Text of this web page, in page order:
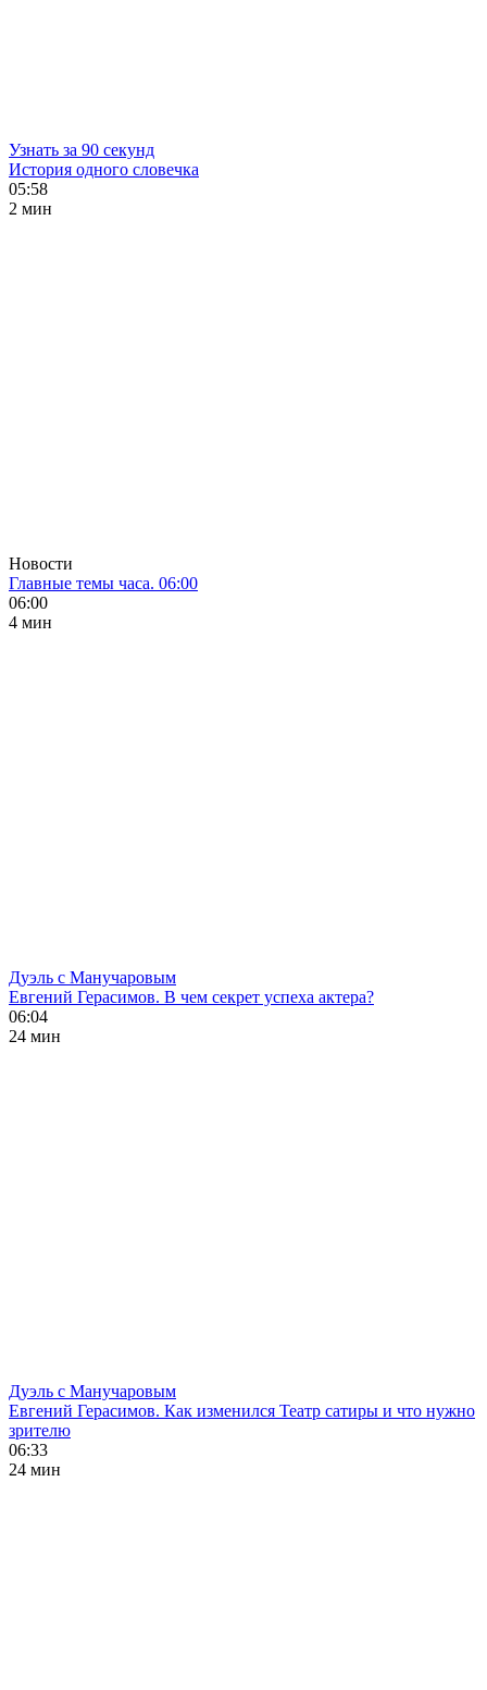
Узнать за 90 секунд
История одного словечка
05:58
2 мин
Новости
Главные темы часа. 06:00
06:00
4 мин
Дуэль с Манучаровым
Евгений Герасимов. В чем секрет успеха актера?
06:04
24 мин
Дуэль с Манучаровым
Евгений Герасимов. Как изменился Театр сатиры и что нужно
зрителю
06:33
24 мин